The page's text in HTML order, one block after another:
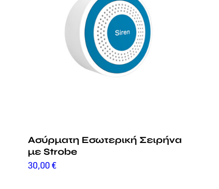
Ασύρματη Εσωτερική Σειρήνα
με Strobe
30,00€